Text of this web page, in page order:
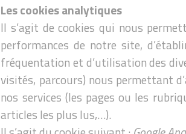
Les cookies analytiques
Il s’agit de cookies qui nous
performances de notre site,
fréquentation et d’utilisation des
visités, parcours) nous permettant
nos services (les pages ou les
articles les plus lus,…).